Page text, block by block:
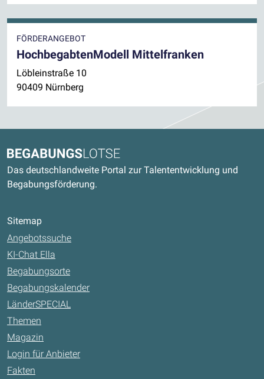
FÖRDERANGEBOT
HochbegabtenModell Mittelfranken
Löbleinstraße 10
90409 Nürnberg
Begabungslotse
Das deutschlandweite Portal zur Talententwicklung und
Begabungsförderung.
Sitemap
Angebotssuche
KI-Chat Ella
Begabungsorte
Begabungskalender
LänderSPECIAL
Themen
Magazin
Login für Anbieter
Fakten